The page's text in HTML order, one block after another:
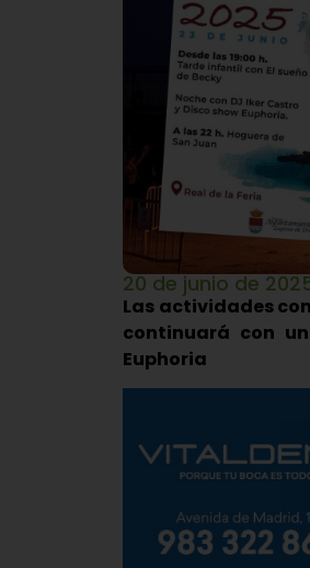
20 de junio de
Las actividades
continuará con
Euphoria